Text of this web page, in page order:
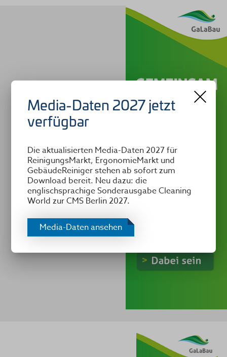
Media-Daten 2027 jetzt
verfügbar
Die aktualisierten Media-Daten 2027 für
ReinigungsMarkt, ErgonomieMarkt und
GebäudeReiniger stehen ab sofort zum
Download bereit. Neu dazu: die
englischsprachige Sonderausgabe Cleaning
World zur CMS Berlin 2027.
Media-Daten ansehen